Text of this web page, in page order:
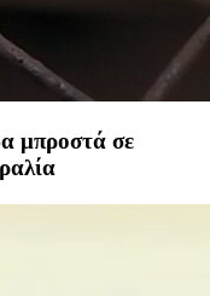
μπροστά σε